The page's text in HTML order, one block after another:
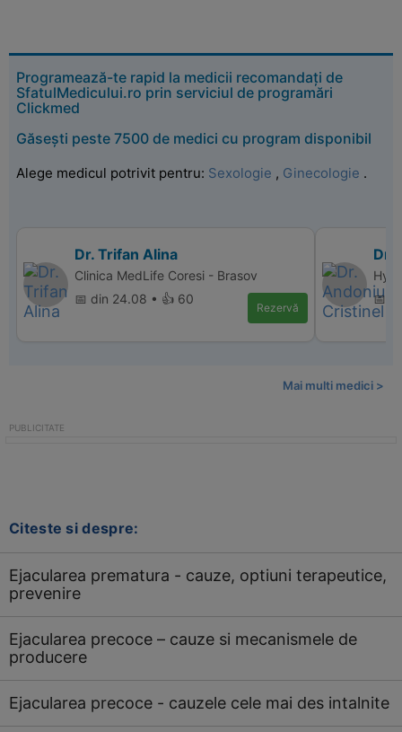
Programează-te rapid la medicii recomandați de
SfatulMedicului.ro prin serviciul de programări
Clickmed
Găsești peste 7500 de medici cu program disponibil
Alege medicul potrivit pentru: Sexologie , Ginecologie .
Dr. Trifan Alina
Clinica MedLife Coresi - Brasov
📅 din 24.08 • 👍 60
Rezervă
Dr.
📅
Mai multi medici >
Citeste si despre:
Ejacularea prematura - cauze, optiuni terapeutice,
prevenire
Ejacularea precoce – cauze si mecanismele de
producere
Ejacularea precoce - cauzele cele mai des intalnite